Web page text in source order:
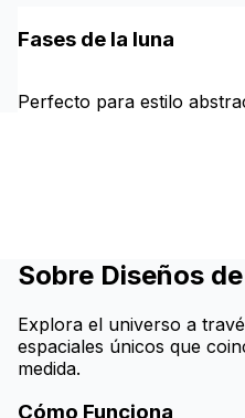
Fases de la luna
Perfecto para estilo
Sobre Diseños
Explora el universo a
espaciales únicos que
medida.
Cómo Funciona